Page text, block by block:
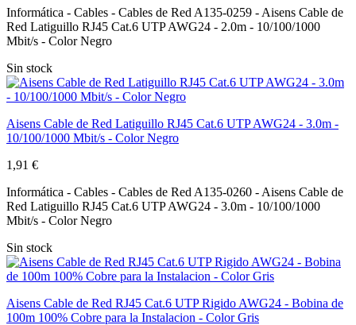
Informática - Cables - Cables de Red A135-0259 - Aisens Cable de
Red Latiguillo RJ45 Cat.6 UTP AWG24 - 2.0m - 10/100/1000
Mbit/s - Color Negro
Sin stock
Aisens Cable de Red Latiguillo RJ45 Cat.6 UTP AWG24 - 3.0m -
10/100/1000 Mbit/s - Color Negro
1,91 €
Informática - Cables - Cables de Red A135-0260 - Aisens Cable de
Red Latiguillo RJ45 Cat.6 UTP AWG24 - 3.0m - 10/100/1000
Mbit/s - Color Negro
Sin stock
Aisens Cable de Red RJ45 Cat.6 UTP Rigido AWG24 - Bobina de
100m 100% Cobre para la Instalacion - Color Gris